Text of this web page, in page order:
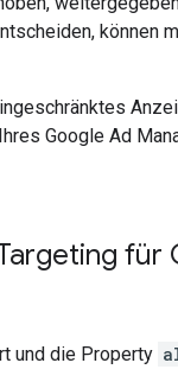
können
Google Ad
für
und die Property